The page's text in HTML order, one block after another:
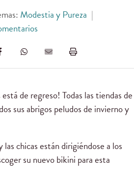
Modestia y Pureza |
de regreso! Todas las tiendas de
sus abrigos peludos de invierno y
las chicas están dirigiéndose a los
su nuevo bikini para esta